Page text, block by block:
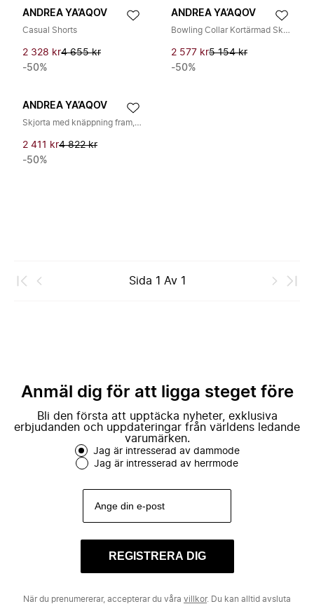
ANDREA YA’AQOV
Casual Shorts
2 328 kr4 655 kr
-50%
ANDREA YA’AQOV
Bowling Collar Kortärmad Skjorta
2 577 kr5 154 kr
-50%
ANDREA YA’AQOV
Skjorta med knäppning fram, oversized
2 411 kr4 822 kr
-50%
Sida 1 Av 1
Anmäl dig för att ligga steget före
Bli den första att upptäcka nyheter, exklusiva
erbjudanden och uppdateringar från världens ledande
varumärken.
Jag är intresserad av dammode
Jag är intresserad av herrmode
REGISTRERA DIG
När du prenumererar, accepterar du våra villkor. Du kan alltid avsluta